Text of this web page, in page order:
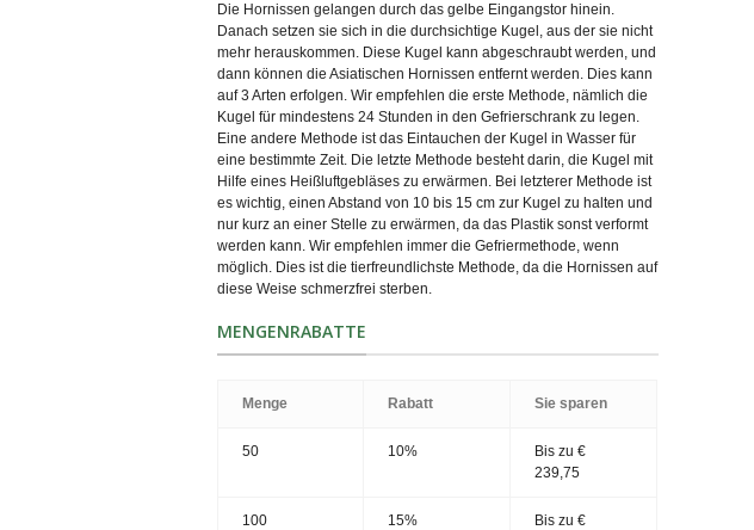
Die Hornissen gelangen durch das gelbe Eingangstor hinein.
Danach setzen sie sich in die durchsichtige Kugel, aus der sie nicht
mehr herauskommen. Diese Kugel kann abgeschraubt werden, und
dann können die Asiatischen Hornissen entfernt werden. Dies kann
auf 3 Arten erfolgen. Wir empfehlen die erste Methode, nämlich die
Kugel für mindestens 24 Stunden in den Gefrierschrank zu legen.
Eine andere Methode ist das Eintauchen der Kugel in Wasser für
eine bestimmte Zeit. Die letzte Methode besteht darin, die Kugel mit
Hilfe eines Heißluftgebläses zu erwärmen. Bei letzterer Methode ist
es wichtig, einen Abstand von 10 bis 15 cm zur Kugel zu halten und
nur kurz an einer Stelle zu erwärmen, da das Plastik sonst verformt
werden kann. Wir empfehlen immer die Gefriermethode, wenn
möglich. Dies ist die tierfreundlichste Methode, da die Hornissen auf
diese Weise schmerzfrei sterben.
MENGENRABATTE
Menge Rabatt Sie sparen
50 10%
Bis zu €
239,75
100 15%
Bis zu €